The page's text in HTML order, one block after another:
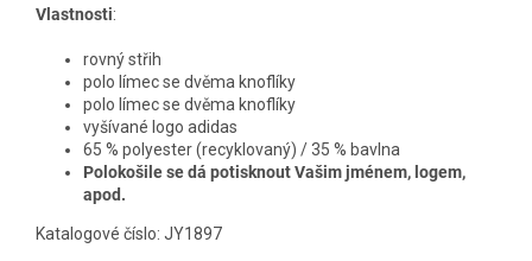
Vlastnosti:
rovný střih
polo límec se dvěma knoflíky
polo límec se dvěma knoflíky
vyšívané logo adidas
65 % polyester (recyklovaný) / 35 % bavlna
Polokošile se dá potisknout Vašim jménem, logem,
apod.
Katalogové číslo: JY1897